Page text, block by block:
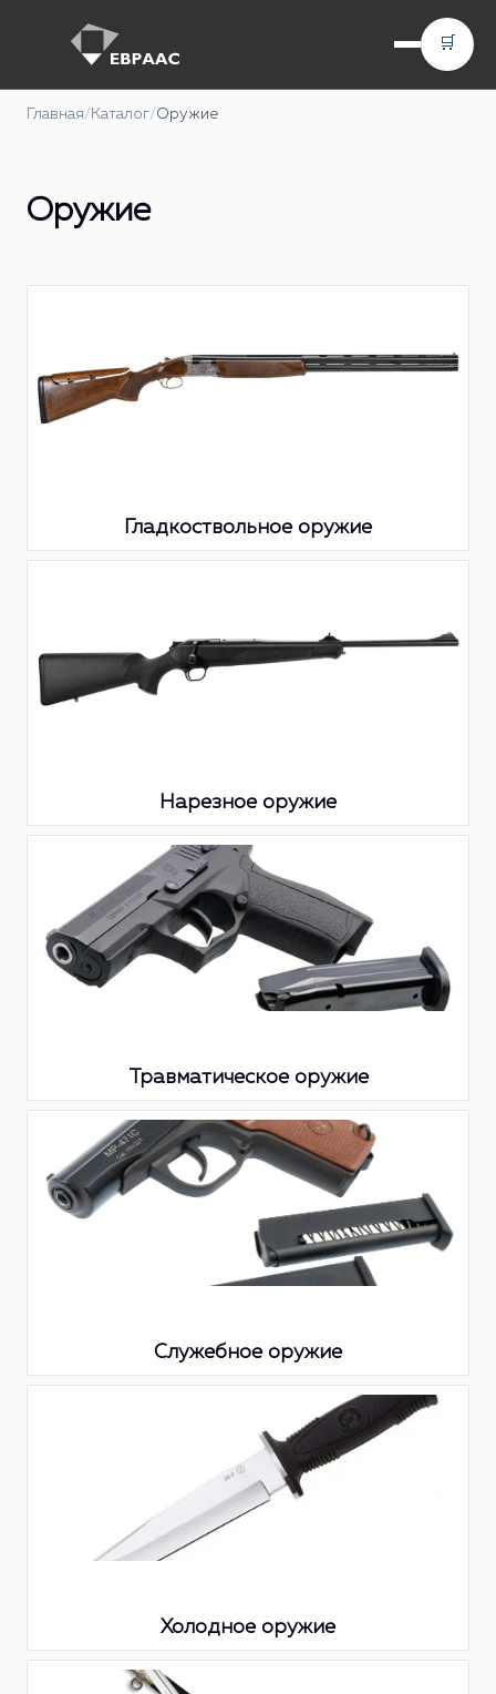
🛒
Главная/ Каталог/Оружие
Оружие
Гладкоствольное оружие
Нарезное оружие
Травматическое оружие
Служебное оружие
Холодное оружие